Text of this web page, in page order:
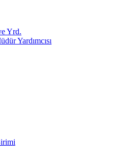
Yrd.
Yardımcısı